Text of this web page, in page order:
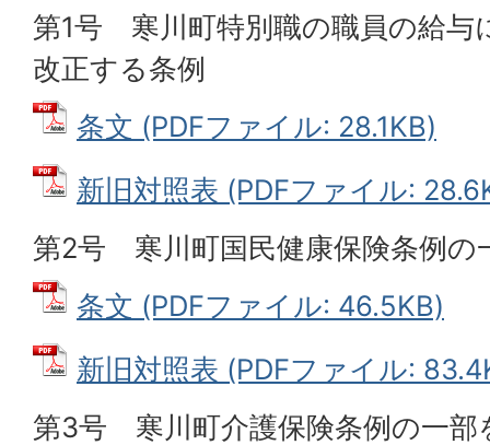
第1号 寒川町特別職の職員の給与
改正する条例
条文 (PDFファイル: 28.1KB)
新旧対照表 (PDFファイル:
第2号 寒川町国民健康保険条例の
条文 (PDFファイル: 46.5KB)
新旧対照表 (PDFファイル:
第3号 寒川町介護保険条例の一部